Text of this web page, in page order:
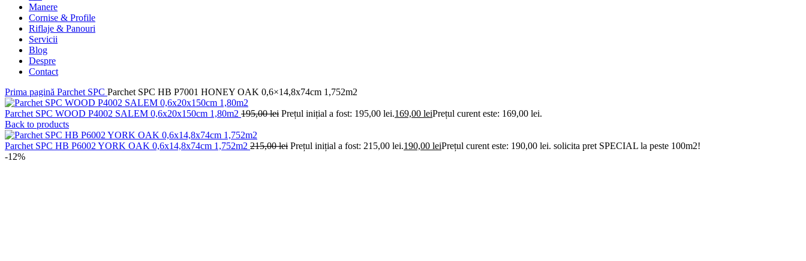
Manere
Cornise & Profile
Riflaje & Panouri
Servicii
Blog
Despre
Contact
Prima pagină Parchet SPC Parchet SPC HB P7001 HONEY OAK 0,6×14,8x74cm 1,752m2
Parchet SPC WOOD P4002 SALEM 0,6x20x150cm 1,80m2 195,00lei Prețul inițial a fost: 195,00 lei.169,00 leiPrețul curent este: 169,00 lei.
Back to products
Parchet SPC HB P6002 YORK OAK 0,6x14,8x74cm 1,752m2 215,00lei Prețul inițial a fost: 215,00 lei.190,00 leiPrețul curent este: 190,00 lei. solicita pret SPECIAL la peste 100m2!
-12%